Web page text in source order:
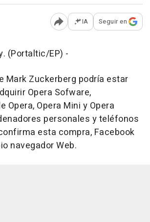
Abrir opciones para
IA Seguir en
(Portaltic/EP) -
Mark Zuckerberg podría estar
Opera Sofware,
Opera, Opera Mini y Opera
personales y teléfonos
esta compra, Facebook
navegador Web.